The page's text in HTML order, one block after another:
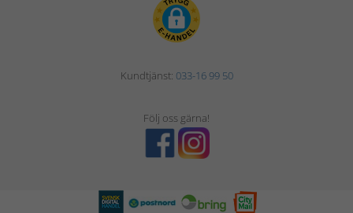
Kundtjänst: 033-16 99 50
Följ oss gärna!